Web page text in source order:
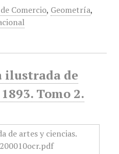
Comercio, Geometría,
ilustrada de
Tomo 2.